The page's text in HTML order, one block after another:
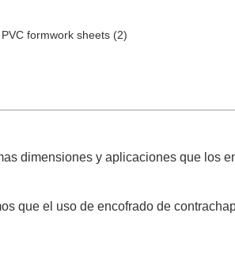
dimensiones y aplicaciones que los
que el uso de encofrado de